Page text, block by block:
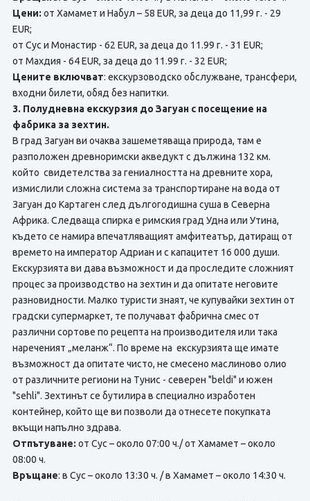
Цени: от Хамамет и Набул – 58 EUR, за деца до 11,99 г. - 29
EUR;
от Сус и Монастир - 62 EUR, за деца до 11.99 г. - 31 EUR;
от Махдия - 64 EUR, за деца до 11.99 г. - 32 EUR;
Цените включват: екскурзоводско обслужване, трансфери,
входни билети, обяд без напитки.
3. Полудневна екскурзия до Загуан с посещение на
фабрика за зехтин.
В град Загуан ви очаква зашеметяваща природа, там е
разположен древноримски акведукт с дължина 132 км.
който свидетелства за гениалността на древните хора,
измислили сложна система за транспортиране на вода от
Загуан до Картаген след дългогодишна суша в Северна
Африка. Следваща спирка е римския град Удна или Утина,
където се намира впечатляващият амфитеатър, датиращ от
времето на император Адриан и с капацитет 16 000 души.
Екскурзията ви дава възможност и да проследите сложният
процес за производство на зехтин и да опитате неговите
разновидности. Малко туристи знаят, че купувайки зехтин от
градски супермаркет, те получават фабрична смес от
различни сортове по рецепта на производителя или така
нареченият „меланж“. По време на екскурзията ще имате
възможност да опитате чисто, не смесено маслиново олио
от различните региони на Тунис - северен "beldi" и южен
"sehli". Зехтинът се бутилира в специално изработен
контейнер, който ще ви позволи да отнесете покупката
вкъщи напълно здрава.
Отпътуване: от Сус – около 07:00 ч./ от Хамамет – около
08:00 ч.
Връщане: в Сус – около 13:30 ч. / в Хамамет – около 14:30 ч.